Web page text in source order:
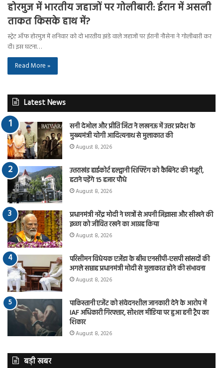
होरमुज में भारतीय जहाजों पर गोलीबारी: ईरान में असली
ताकत किसके हाथ में?
स्ट्रेट ऑफ होरमुज में शनिवार को दो भारतीय झंडे वाले जहाजों पर ईरानी नौसेना ने गोलीबारी कर
दी। इस घटना…
Read More »
Latest News
सनी देओल और प्रीति जिंटा ने लखनऊ में उत्तर प्रदेश के
मुख्यमंत्री योगी आदित्यनाथ से मुलाकात की
August 8, 2026
उत्तराखंड हाईकोर्ट हल्द्वानी शिफ्टिंग को कैबिनेट की मंजूरी,
हटाने पड़ेंगे 15 हजार पौधे
August 8, 2026
प्रधानमंत्री नरेंद्र मोदी ने छात्रों से अपनी जिज्ञासा और सीखने की
इच्छा को जीवित रखने का आग्रह किया
August 8, 2026
परिसीमन विधेयक एजेंडा के बीच एनसीपी-एसपी सांसदों की
अगले सप्ताह प्रधानमंत्री मोदी से मुलाकात होने की संभावना
August 8, 2026
पाकिस्तानी एजेंट को संवेदनशील जानकारी देने के आरोप में
IAF अधिकारी गिरफ्तार, सोशल मीडिया पर हुआ हनी ट्रैप का
शिकार
August 8, 2026
बड़ी खबर